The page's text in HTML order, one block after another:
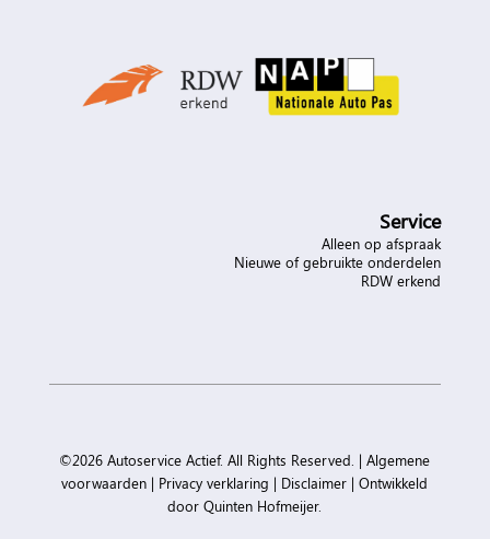
Service
Alleen op afspraak
Nieuwe of gebruikte onderdelen
RDW erkend
©2026 Autoservice Actief. All Rights Reserved. |Algemene
voorwaarden | Privacy verklaring | Disclaimer |Ontwikkeld
door Quinten Hofmeijer.